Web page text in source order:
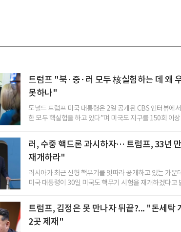
트럼프 "북·중·러 모두 核실험하는 데 왜
못하나"
도널드 트럼프 미국 대통령은 2일 공개된 CBS 인터뷰에
한 모두 핵실험을 하고 있다”며 미국도 지구를 150회 이
러, 수중 핵드론 과시하자… 트럼프, 33년
재개하라"
러시아가 최근 신형 핵무기를 잇따라 공개하고 있는 가운
미국 대통령이 30일 미국도 핵무기 시험을 재개하겠다고
트럼프, 김정은 못 만나자 뒤끝?... "돈세탁
2곳 제재"